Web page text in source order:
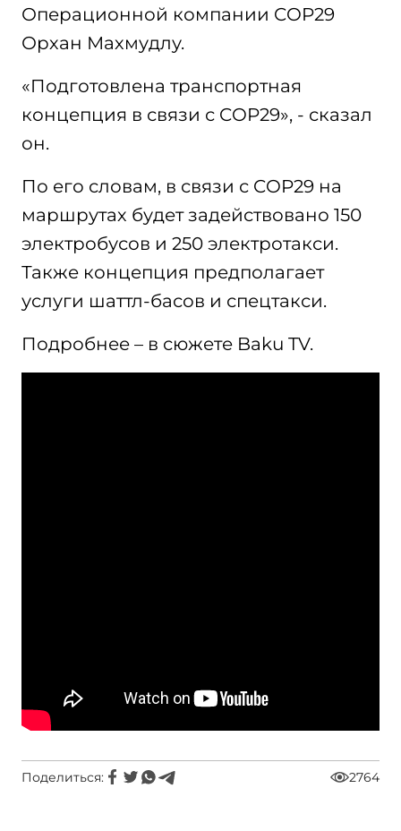
Операционной компании COP29
Орхан Махмудлу.
«Подготовлена транспортная
концепция в связи с COP29», - сказал
он.
По его словам, в связи с COP29 на
маршрутах будет задействовано 150
электробусов и 250 электротакси.
Также концепция предполагает
услуги шаттл-басов и спецтакси.
Подробнее – в сюжете Baku TV.
Поделиться: 2764